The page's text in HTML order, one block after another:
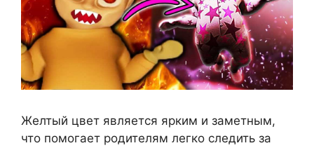
Желтый цвет является ярким и заметным,
что помогает родителям легко следить за